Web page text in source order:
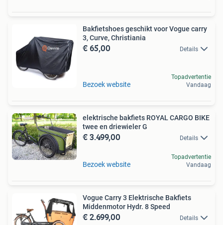
Bakfietshoes geschikt voor Vogue carry
3, Curve, Christiania
€ 65,00 Details
Bezoek website
Topadvertentie
Vandaag
elektrische bakfiets ROYAL CARGO BIKE
twee en driewieler G
€ 3.499,00 Details
Bezoek website
Topadvertentie
Vandaag
Vogue Carry 3 Elektrische Bakfiets
Middenmotor Hydr. 8 Speed
€ 2.699,00 Details